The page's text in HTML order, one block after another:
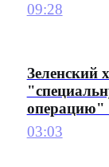
09:28
Зеленский
операцию"
03:03